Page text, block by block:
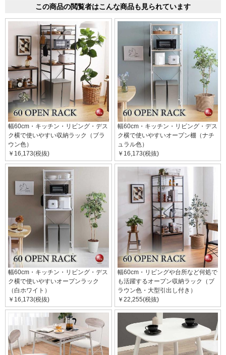
この商品の閲覧者はこんな商品も見られています
幅60cm・キッチン・リビング・デス
ク横で使いやすい収納ラック（ブラ
ウン色）
￥16,173(税抜)
幅60cm・キッチン・リビング・デス
ク横で使いやすいオープン棚（ナチ
ュラル色）
￥16,173(税抜)
幅60cm・キッチン・リビング・デス
ク横で使いやすいオープンラック
（白ホワイト）
￥16,173(税抜)
幅60cm・リビングや台所など何処で
も活躍するオープン収納ラック（ブ
ラウン色・大型引出し付き）
￥22,255(税抜)